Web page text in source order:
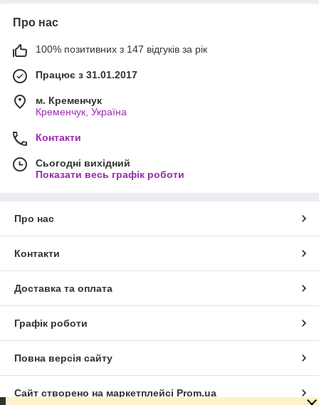
Про нас
100% позитивних з 147 відгуків за рік
Працює з 31.01.2017
м. Кременчук
Кременчук, Україна
Контакти
Сьогодні вихідний
Показати весь графік роботи
Про нас
Контакти
Доставка та оплата
Графік роботи
Повна версія сайту
Сайт створено на маркетплейсі Prom.ua